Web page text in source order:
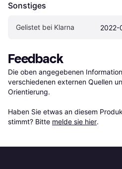
Sonstiges
Gelistet bei Klarna 2022-
Feedback
Die oben angegebenen
verschiedenen externen Quellen
Orientierung.
Haben Sie etwas an diesem
stimmt? Bitte melde sie hier.